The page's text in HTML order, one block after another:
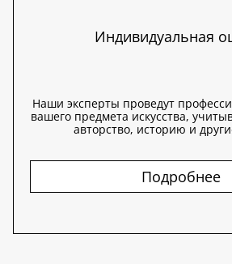
Индивидуальная
Наши эксперты проведут
вашего предмета искусства,
авторство, историю и
Подробнее